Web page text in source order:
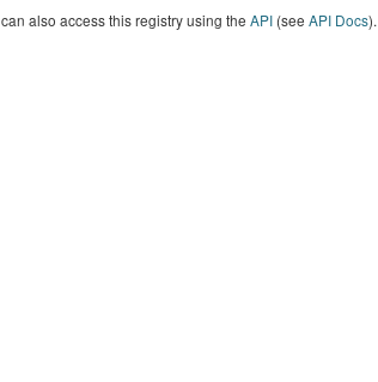
also access this registry using the API (see API Docs).